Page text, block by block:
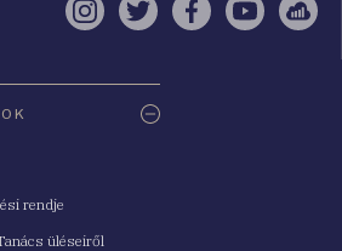
Instagram
TwitterFacebook
YouTube
rendje
üléseiről